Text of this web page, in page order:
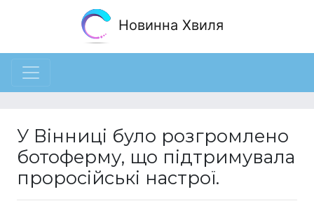
Новинна Хвиля
У Вінниці було розгромлено
ботоферму, що підтримувала
проросійські настрої.